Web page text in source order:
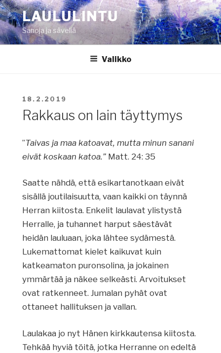
Siirry
sisältöönLAULULINTU
Sanoja ja säveliä
Valikko
JULKAISTU
18.2.2019
Rakkaus on lain täyttymys
”Taivas ja maa katoavat, mutta minun sanani
eivät koskaan katoa.” Matt. 24: 35
Saatte nähdä, että esikartanotkaan eivät
sisällä joutilaisuutta, vaan kaikki on täynnä
Herran kiitosta. Enkelit laulavat ylistystä
Herralle, ja tuhannet harput säestävät
heidän lauluaan, joka lähtee sydämestä.
Lukemattomat kielet kaikuvat kuin
katkeamaton puronsolina, ja jokainen
ymmärtää ja näkee selkeästi. Arvoitukset
ovat ratkenneet. Jumalan pyhät ovat
ottaneet hallituksen ja vallan.
Laulakaa jo nyt Hänen kirkkautensa kiitosta.
Tehkää hyviä töitä, jotka Herranne on edeltä